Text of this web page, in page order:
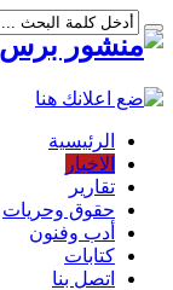
الرئيسية
الاخبار
تقارير
حقوق وحريات
أدب وفنون
كتابات
اتصل بنا